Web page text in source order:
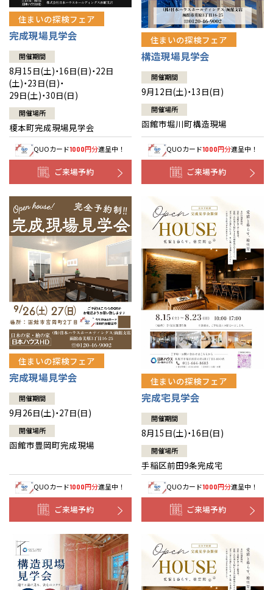
住まいの探検フェア
完成現場見学会
開催期間
8月15日(土)・16日(日)・22日
(土)・23日(日)・
29日(土)・30日(日)
開催場所
榎本町完成現場見学会
QUOカード1000円分進呈中！
ご来場予約
住まいの探検フェア
構造現場見学会
開催期間
9月12日(土)・13日(日)
開催場所
函館市堀川町構造現場
QUOカード1000円分進呈中！
ご来場予約
住まいの探検フェア
完成現場見学会
開催期間
9月26日(土)・27日(日)
開催場所
函館市豊岡町完成現場
QUOカード1000円分進呈中！
ご来場予約
住まいの探検フェア
完成宅見学会
開催期間
8月15日(土)・16日(日)
開催場所
手稲区前田9条完成宅
QUOカード1000円分進呈中！
ご来場予約
全国の展示場
お近くのイベント